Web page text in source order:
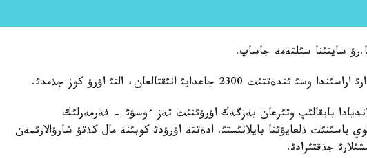
سايتئنا سئلتةمة جاساپ.
جاعدايئ انئقتالعان، التئ اؤرؤ كوز جذمدئ.
بايقالئپ وتئرعان بةزگةك اؤرؤئنئث تةز ءوسؤئ - فةرمةرلئك
باسئنئث ذلعايؤئنا بايلانئستئ. ادةتتة اؤرؤدئ كوبئنة مال كذتؤ شارؤالارئمةن
جذقتئرادئ.